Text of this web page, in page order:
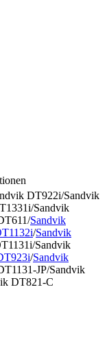
DT922i/Sandvik
Sandvik
Sandvik
/Sandvik
Sandvik
/Sandvik
JP/Sandvik
DT821-C